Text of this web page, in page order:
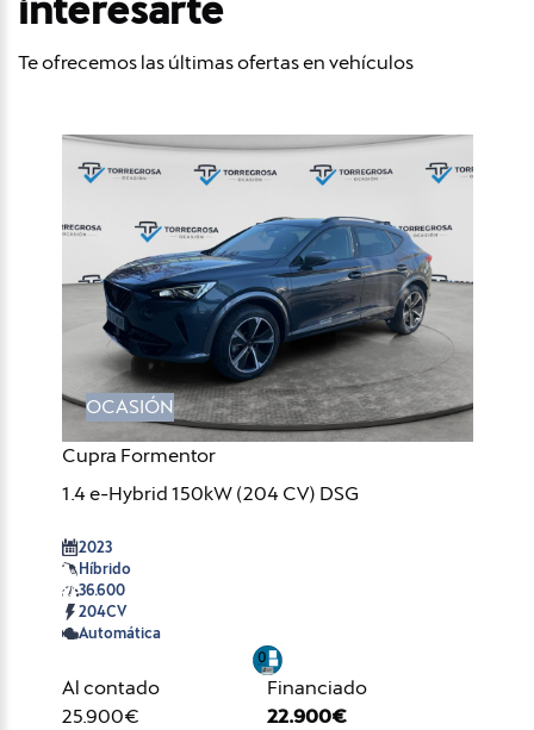
interesarte
Te ofrecemos las últimas ofertas en vehículos
OCASIÓN
Cupra Formentor
1.4 e-Hybrid 150kW (204 CV) DSG
2023
Híbrido
36.600
204CV
Automática
Al contado
25.900€
Financiado
22.900€